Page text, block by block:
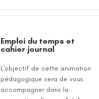
Emploi du temps et
cahier journal
L'objectif de cette animation
pédagogique sera de vous
accompagner dans la